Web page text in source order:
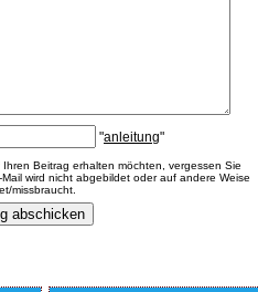
"anleitung"
Beitrag erhalten möchten, vergessen Sie
wird nicht abgebildet oder auf andere Weise
missbraucht.